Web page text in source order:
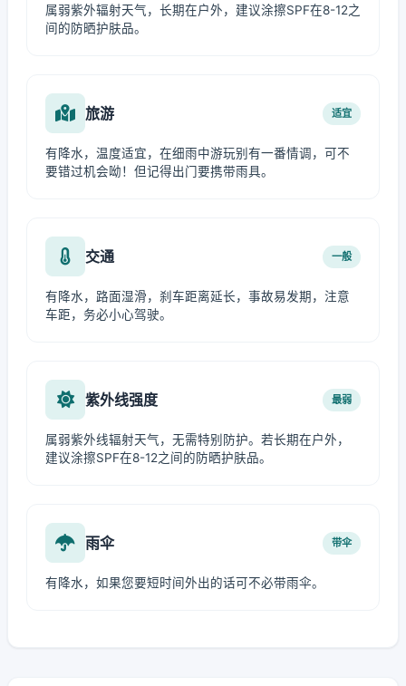
属弱紫外辐射天气，长期在户外，建议涂擦SPF在8-12之
间的防晒护肤品。
旅游 适宜
有降水，温度适宜，在细雨中游玩别有一番情调，可不
要错过机会呦！但记得出门要携带雨具。
交通 一般
有降水，路面湿滑，刹车距离延长，事故易发期，注意
车距，务必小心驾驶。
紫外线强度 最弱
属弱紫外线辐射天气，无需特别防护。若长期在户外，
建议涂擦SPF在8-12之间的防晒护肤品。
雨伞 带伞
有降水，如果您要短时间外出的话可不必带雨伞。